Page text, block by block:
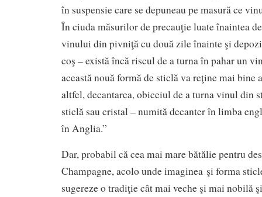
în suspensie care se depuneau pe masură ce
În ciuda măsurilor de precauţie luate înaintea
vinului din pivniţă cu două zile înainte şi
coş – există încă riscul de a turna în pahar un
această nouă formă de sticlă va reţine mai bine
altfel, decantarea, obiceiul de a turna vinul din
sticlă sau cristal – numită decanter în limba
în Anglia.”
Dar, probabil că cea mai mare bătălie pentru
Champagne, acolo unde imaginea şi forma
sugereze o tradiţie cât mai veche şi mai nobilă